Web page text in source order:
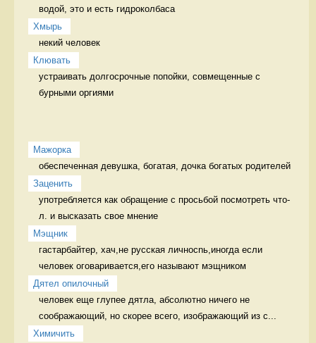
водой, это и есть гидроколбаса
Хмырь
некий человек
Клювать
устраивать долгосрочные попойки, совмещенные с
бурными оргиями
Мажорка
Заценить
употребляется как обращение с просьбой посмотреть что-
л. и высказать свое мнение
Мэщник
гастарбайтер, хач,не русская личносnь,иногда если
человек оговаривается,его называют мэщником
Дятел опилочный
человек еще глупее дятла, абсолютно ничего не
соображающий, но скорее всего, изображающий из с...
Химичить